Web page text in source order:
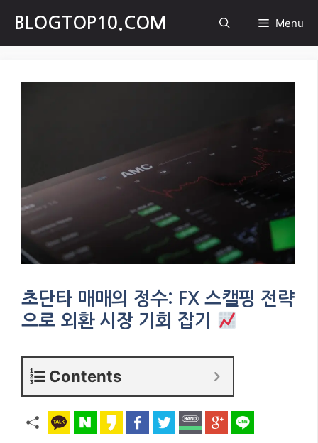
content
BLOGTOP10.COM Menu
초단타 매매의 정수: FX 스캘핑 전략
으로 외환 시장 기회 잡기
Contents